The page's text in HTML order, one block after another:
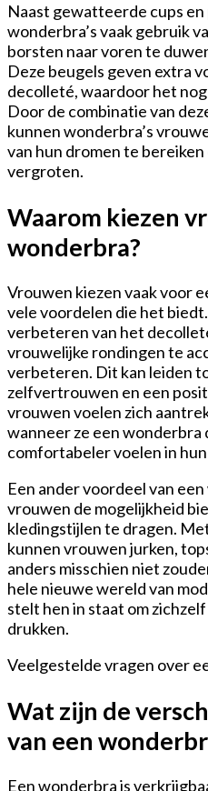
Naast gewatteerde cups
wonderbra’s vaak gebruik
borsten naar voren te
Deze beugels geven extra
decolleté, waardoor het
Door de combinatie van
kunnen wonderbra’s
van hun dromen te
vergroten.
Waarom kiezen
wonderbra?
Vrouwen kiezen vaak voor
vele voordelen die het
verbeteren van het
vrouwelijke rondingen te
verbeteren. Dit kan leiden
zelfvertrouwen en een
vrouwen voelen zich
wanneer ze een wonderbra
comfortabeler voelen in
Een ander voordeel van
vrouwen de mogelijkheid
kledingstijlen te dragen.
kunnen vrouwen jurken,
anders misschien niet
hele nieuwe wereld van
stelt hen in staat om
drukken.
Veelgestelde vragen over
Wat zijn de
van een
Een wonderbra is